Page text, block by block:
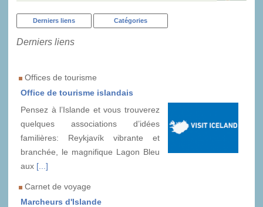
Derniers liens Catégories
Derniers liens
Offices de tourisme
Office de tourisme islandais
Pensez à l’Islande et vous trouverez
quelques associations d’idées
familières: Reykjavík vibrante et
branchée, le magnifique Lagon Bleu
aux [...]
Carnet de voyage
Marcheurs d'Islande